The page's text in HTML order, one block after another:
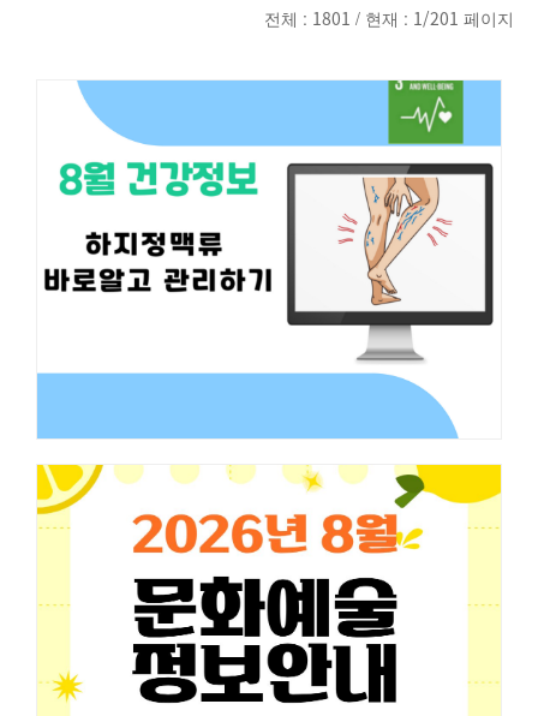
전체 : 1801 / 현재 : 1/201 페이지